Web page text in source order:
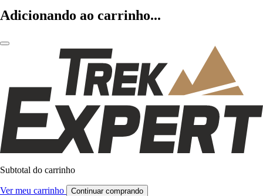
Adicionando ao carrinho...
Subtotal do carrinho
Ver meu carrinho Continuar comprando